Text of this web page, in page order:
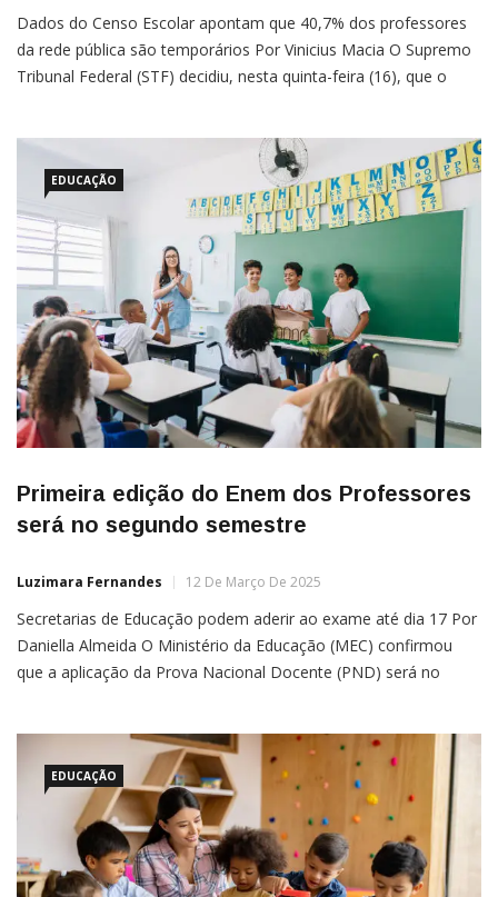
Dados do Censo Escolar apontam que 40,7% dos professores
da rede pública são temporários Por Vinicius Macia O Supremo
Tribunal Federal (STF) decidiu, nesta quinta-feira (16), que o
EDUCAÇÃO
Primeira edição do Enem dos Professores
será no segundo semestre
Luzimara Fernandes 12 De Março De 2025
Secretarias de Educação podem aderir ao exame até dia 17 Por
Daniella Almeida O Ministério da Educação (MEC) confirmou
que a aplicação da Prova Nacional Docente (PND) será no
municípios para contratar professores nas redes públicas […]
EDUCAÇÃO